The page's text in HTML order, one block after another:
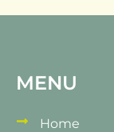
MENU
Home